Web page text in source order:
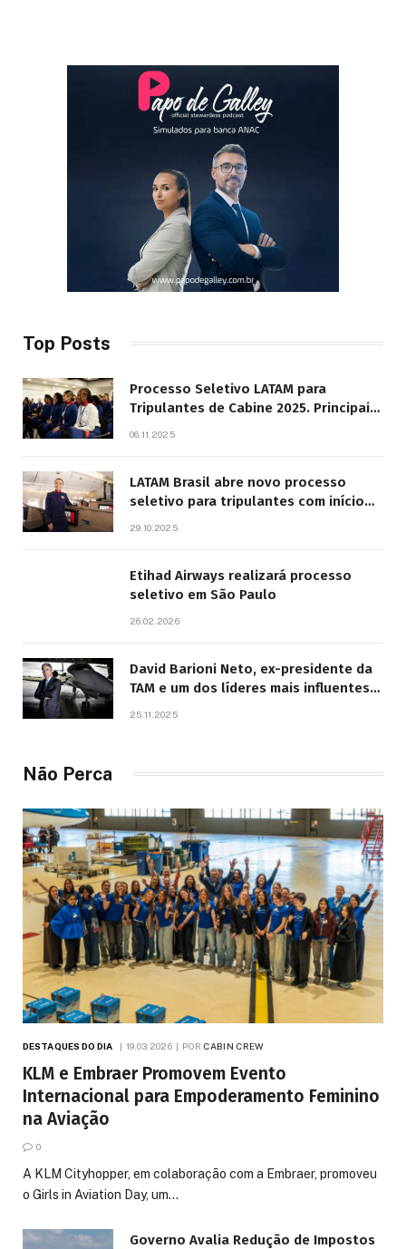
Top Posts
Processo Seletivo LATAM para
Tripulantes de Cabine 2025. Principais
06.11.2025
LATAM Brasil abre novo processo
seletivo para tripulantes com início
29.10.2025
Etihad Airways realizará processo
seletivo em São Paulo
26.02.2026
David Barioni Neto, ex-presidente da
TAM e um dos líderes mais influentes
25.11.2025
Não Perca
DESTAQUES DO DIA 19.03.2026 POR CABIN CREW
KLM e Embraer Promovem Evento
Internacional para Empoderamento Feminino
na Aviação
0
A KLM Cityhopper, em colaboração com a Embraer, promoveu
o Girls in Aviation Day, um…
Governo Avalia Redução de Impostos